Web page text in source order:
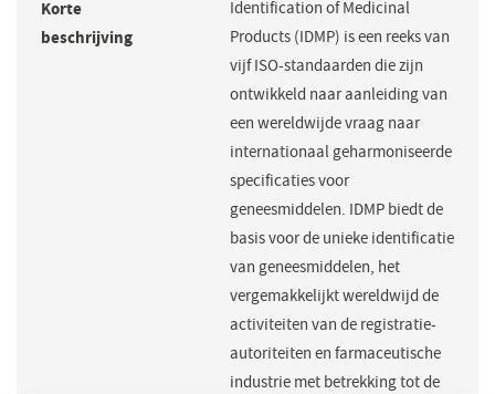
Korte
beschrijving
Identification of Medicinal
Products (IDMP) is een reeks van
vijf ISO-standaarden die zijn
ontwikkeld naar aanleiding van
een wereldwijde vraag naar
internationaal geharmoniseerde
specificaties voor
geneesmiddelen. IDMP biedt de
basis voor de unieke identificatie
van geneesmiddelen, het
vergemakkelijkt wereldwijd de
activiteiten van de registratie-
autoriteiten en farmaceutische
industrie met betrekking tot de